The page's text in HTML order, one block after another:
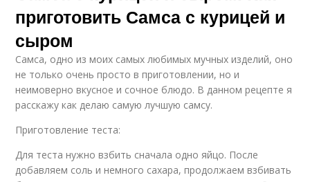
приготовить Самса с курицей и
сыром
Самса, одно из моих самых любимых мучных изделий, оно
не только очень просто в приготовлении, но и
неимоверно вкусное и сочное блюдо. В данном рецепте я
расскажу как делаю самую лучшую самсу.
Приготовление теста:
Для теста нужно взбить сначала одно яйцо. После
добавляем соль и немного сахара, продолжаем взбивать